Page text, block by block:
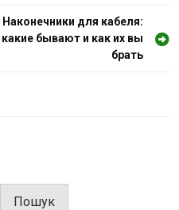
Наконечники для кабеля:
какие бывают и как их вы
брать
Пошук